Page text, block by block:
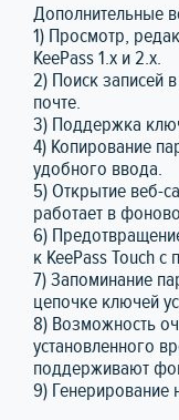
Дополнительные
1) Просмотр,
KeePass 1.x и 2.x.
2) Поиск записей
почте.
3) Поддержка
4) Копирование
удобного ввода.
5) Открытие веб-
работает в
6)
к KeePass Touch
7) Запоминание
цепочке ключей
8) Возможность
установленного
поддерживают
9) Генерирование